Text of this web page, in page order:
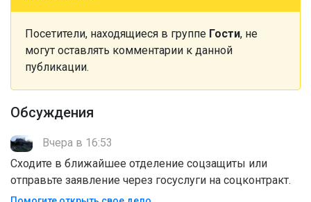
Посетители, находящиеся в группе Гости, не
могут оставлять комментарии к данной
публикации.
Обсуждения
Вчера в 16:53
Сходите в ближайшее отделение соцзащиты или
отправьте заявление через госуслуги на соцконтракт.